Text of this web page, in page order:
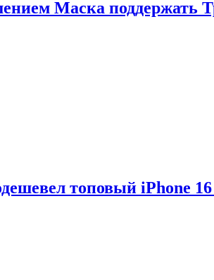
Маска поддержать
топовый iPhone